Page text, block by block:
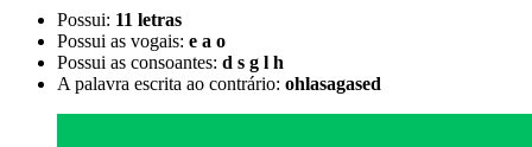
Possui: 11 letras
Possui as vogais: e a o
Possui as consoantes: d s g l h
A palavra escrita ao contrário: ohlasagased